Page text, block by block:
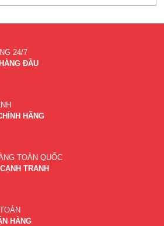
24/7
ĐẦU
HÃNG
TOÀN QUỐC
TRANH
HÀNG